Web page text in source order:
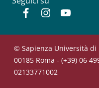
FacebookInstagram
© Sapienza Università di
00185 Roma - (+39) 06
02133771002